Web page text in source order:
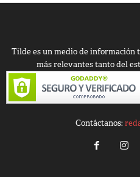
Tilde es un medio de información
más relevantes tanto del
Contáctanos: